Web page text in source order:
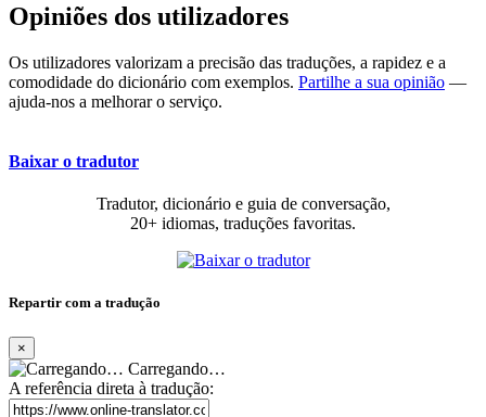
Opiniões dos utilizadores
Os utilizadores valorizam a precisão das traduções, a rapidez e a
comodidade do dicionário com exemplos. Partilhe a sua opinião —
ajuda-nos a melhorar o serviço.
Baixar o tradutor
Tradutor, dicionário e guia de conversação,
20+ idiomas, traduções favoritas.
Repartir com a tradução
×
Carregando…
A referência direta à tradução: